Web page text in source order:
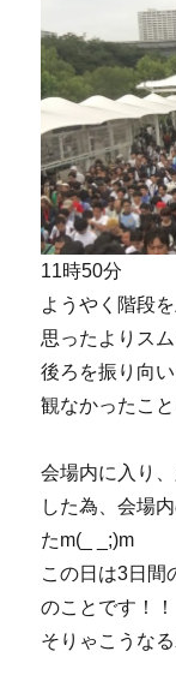
11時50分
ようやく階段
思ったよりス
後ろを振り向
観なかったこ
会場内に入り
した為、会場
たm(_ _;)m
この日は3日間
のことです！！
そりゃこうな